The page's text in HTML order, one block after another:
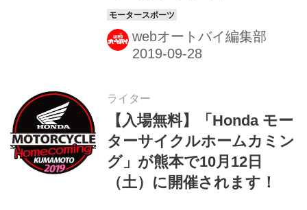
webオートバイ編集部
ライター
【入場無料】「Honda モー
ターサイクルホームカミン
グ」が熊本で10月12日
（土）に開催されます！